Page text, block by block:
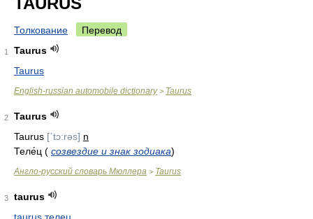
Толкование Перевод
1
Taurus
Taurus
English-russian automobile dictionary> Taurus
2
Taurus
Taurus [ˊtɔ:rəs] n
Теле́ц ( созвездие и знак зодиака)
Англо-русский словарь Мюллера > Taurus
3
taurus